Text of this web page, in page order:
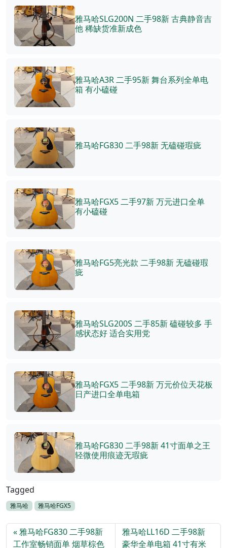
雅马哈SLG200N 二手98新 古典静音吉
他 稀缺货准新成色
雅马哈A3R 二手95新 舞台系列全单电
箱 有小磕碰
雅马哈FG830 二手98新 无磕碰瑕疵
雅马哈FGX5 二手97新 万元进口全单
有小磕碰
雅马哈FG5亮光款 二手98新 无磕碰瑕
疵
雅马哈SLG200S 二手85新 磕碰较多 手
感状态好 适合实用党
雅马哈FGX5 二手98新 万元价位天花板
日产进口全单电箱
雅马哈FG830 二手98新 41寸面单之王
轻微使用痕迹无瑕疵
Tagged
雅马哈 雅马哈FGX5
雅马哈FG830 二手98新
工作室畅销面单 烟草棕色
雅马哈LL16D 二手98新
豪华全单电箱 41寸有米